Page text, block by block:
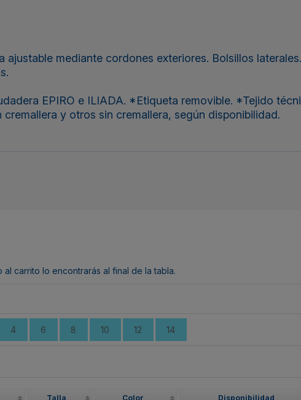
mediante cordones exteriores. Bolsillos
EPIRO e ILIADA. *Etiqueta removible. *Tejido
y otros sin cremallera, según disponibilidad.
carrito lo encontrarás al final de la tabla.
4 6 8 10 12 14
Talla Color Disponibilidad